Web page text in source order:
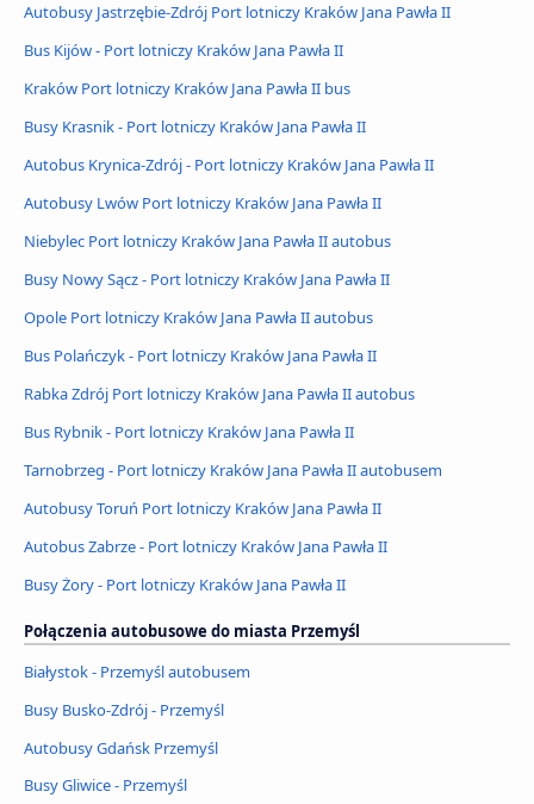
Autobusy Jastrzębie-Zdrój Port lotniczy Kraków Jana Pawła II
Bus Kijów - Port lotniczy Kraków Jana Pawła II
Kraków Port lotniczy Kraków Jana Pawła II bus
Busy Krasnik - Port lotniczy Kraków Jana Pawła II
Autobus Krynica-Zdrój - Port lotniczy Kraków Jana Pawła II
Autobusy Lwów Port lotniczy Kraków Jana Pawła II
Niebylec Port lotniczy Kraków Jana Pawła II autobus
Busy Nowy Sącz - Port lotniczy Kraków Jana Pawła II
Opole Port lotniczy Kraków Jana Pawła II autobus
Bus Polańczyk - Port lotniczy Kraków Jana Pawła II
Rabka Zdrój Port lotniczy Kraków Jana Pawła II autobus
Bus Rybnik - Port lotniczy Kraków Jana Pawła II
Tarnobrzeg - Port lotniczy Kraków Jana Pawła II autobusem
Autobusy Toruń Port lotniczy Kraków Jana Pawła II
Autobus Zabrze - Port lotniczy Kraków Jana Pawła II
Busy Żory - Port lotniczy Kraków Jana Pawła II
Połączenia autobusowe do miasta Przemyśl
Białystok - Przemyśl autobusem
Busy Busko-Zdrój - Przemyśl
Autobusy Gdańsk Przemyśl
Busy Gliwice - Przemyśl